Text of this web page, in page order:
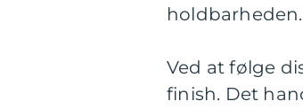
holdbarheden.
Ved at følge
finish. Det